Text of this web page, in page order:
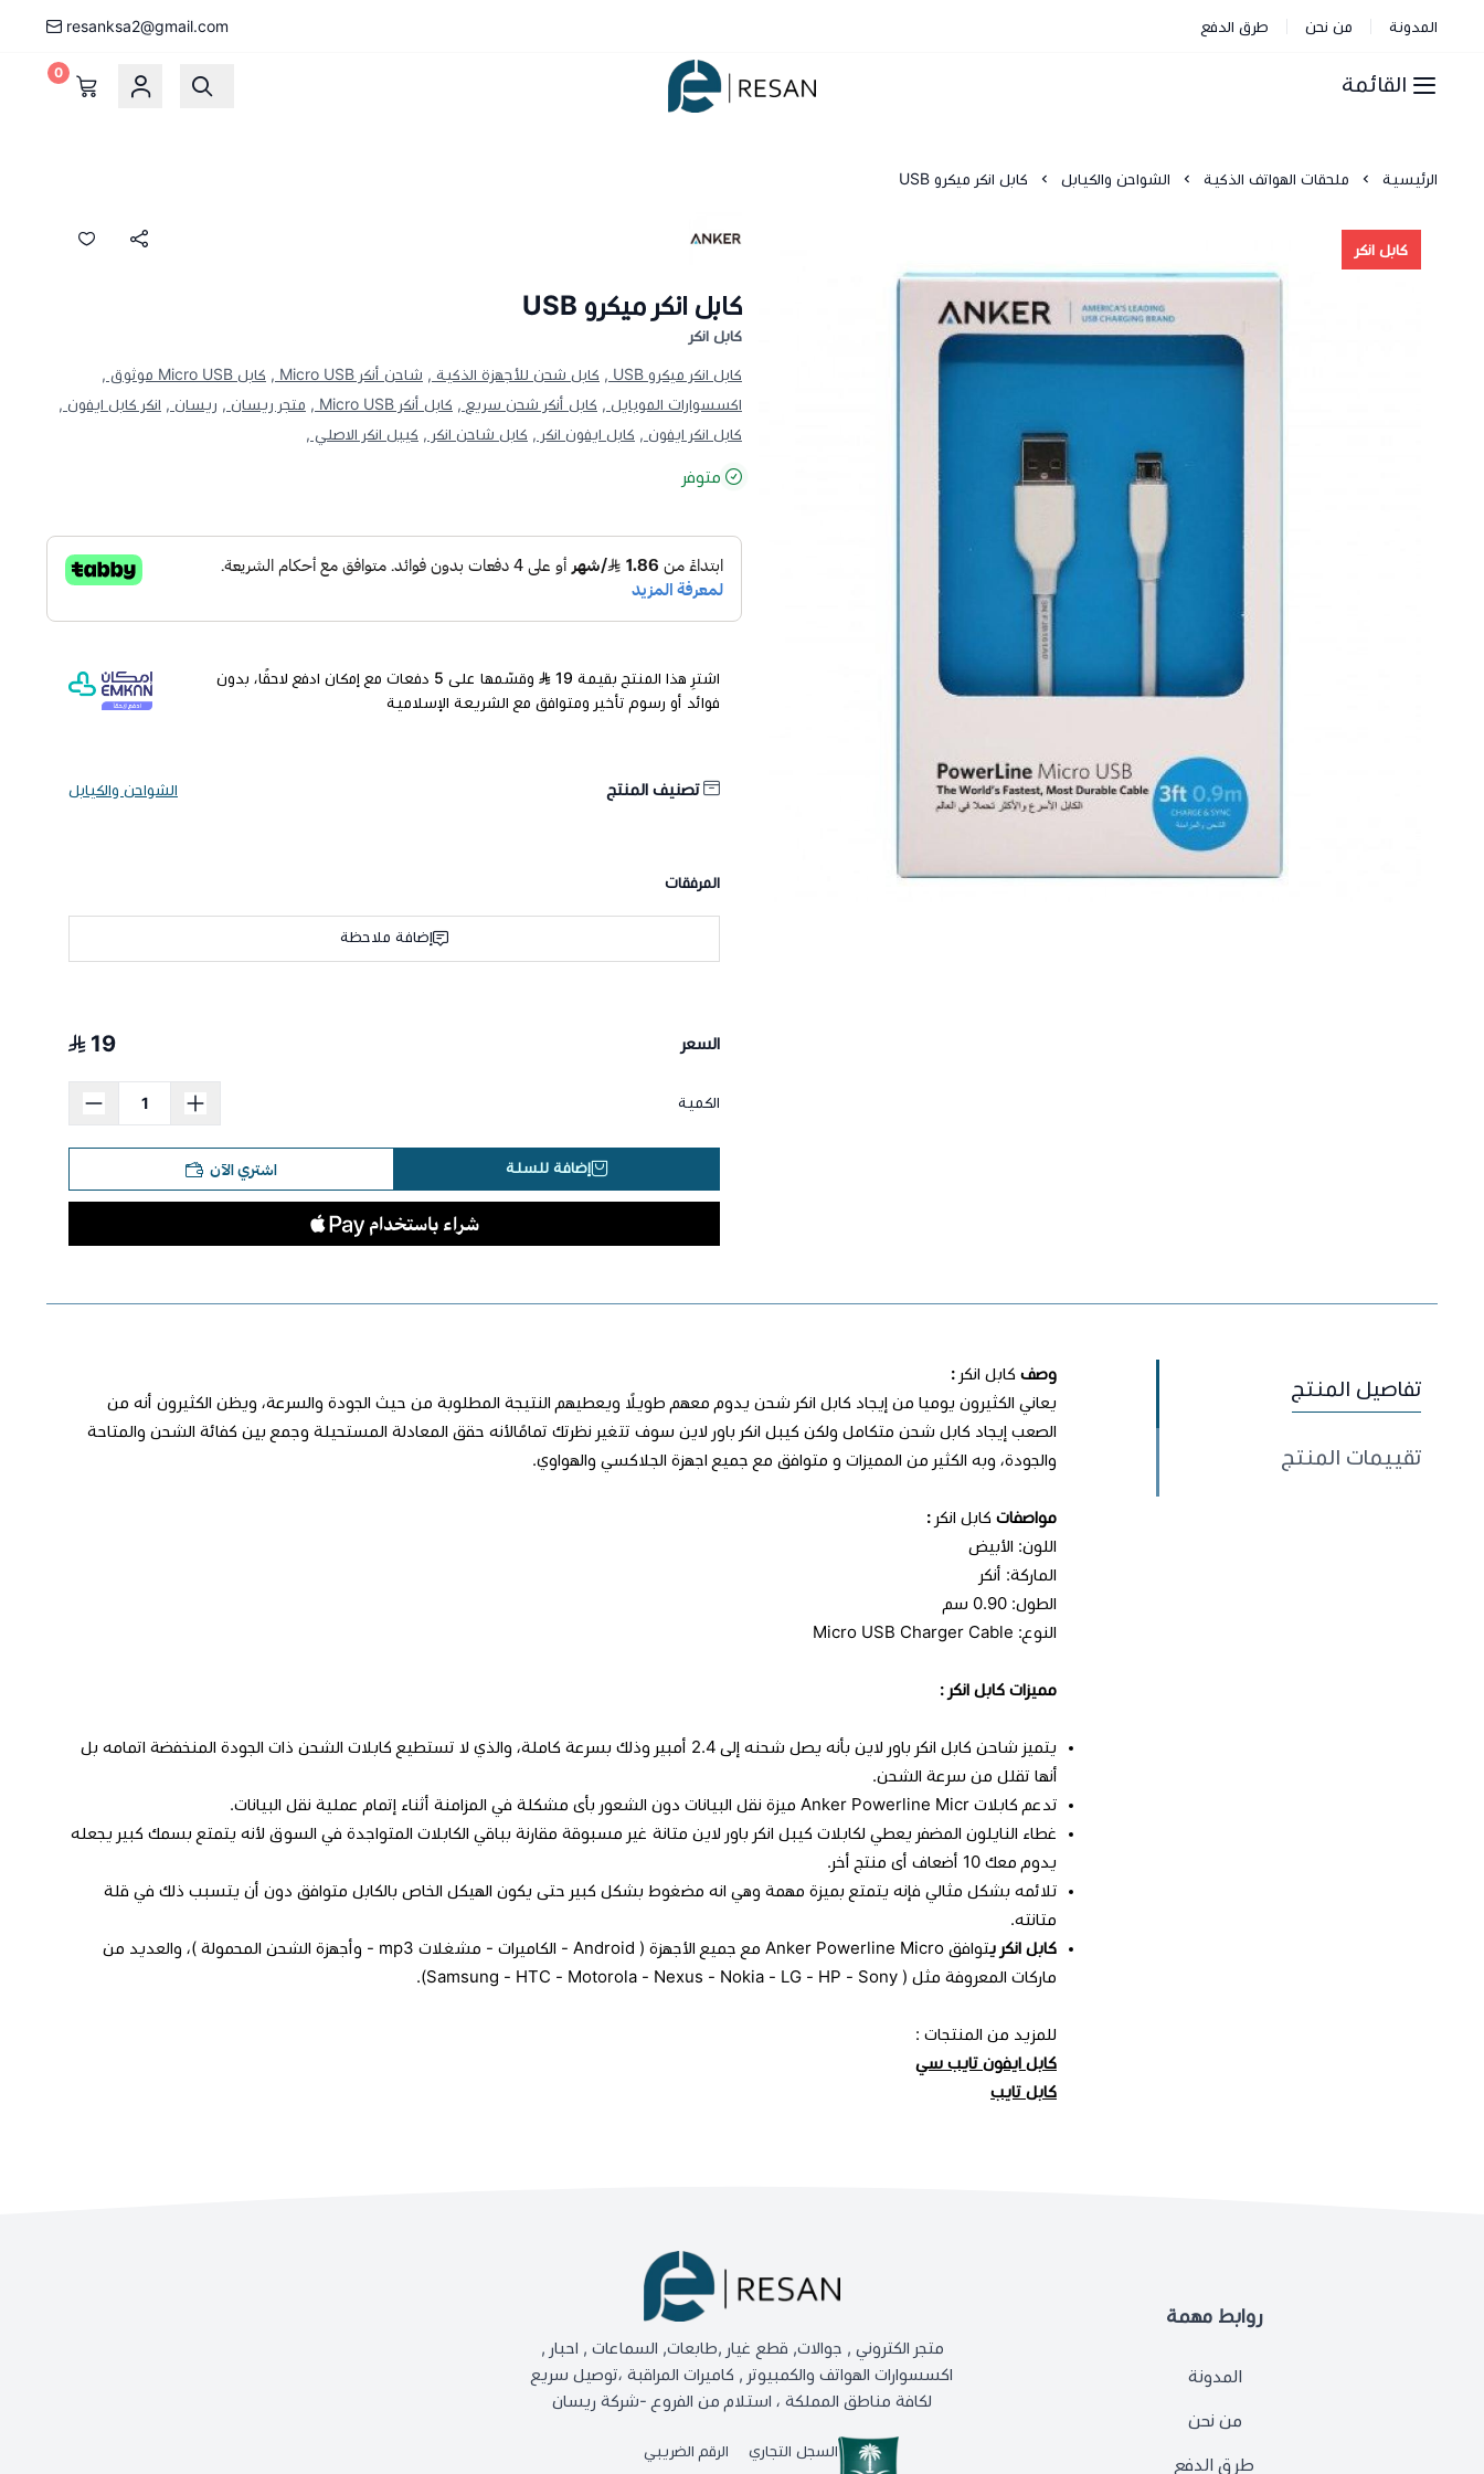
المدونة من نحن طرق الدفع resanksa2@gmail.com
القائمة
شركة ريسان
0
الرئيسية ملحقات الهواتف الذكية الشواحن والكيابل كابل انكر ميكرو USB
كابل انكر
كابل انكر ميكرو USB
كابل انكر
كابل انكر ميكرو USB , كابل شحن للأجهزة الذكية , شاحن أنكر Micro USB ,
كابل Micro USB موثوق ,
اكسسوارات الموبايل , كابل أنكر شحن سريع , كابل أنكر Micro USB , متجر ريسان , ريسان , انكر كابل ايفون ,
كابل انكر ايفون , كابل ايفون انكر , كابل شاحن انكر , كيبل انكر الاصلي ,
متوفر
اشترِ هذا المنتج بقيمة 19
وقسّمها على 5 دفعات مع إمكان ادفع لاحقًا، بدون
فوائد أو رسوم تأخير ومتوافق مع الشريعة الإسلامية
تصنيف المنتج الشواحن والكيابل
المرفقات
إضافة ملاحظة
السعر 19
الكمية
إضافة للسلة اشتري الآن
تفاصيل المنتج
تقييمات المنتج
وصف كابل انكر :
يعاني الكثيرون يوميا من إيجاد كابل انكر شحن يدوم معهم طويلًا ويعطيهم النتيجة المطلوبة من حيث الجودة والسرعة، ويظن الكثيرون أنه من
الصعب إيجاد كابل شحن متكامل ولكن كيبل انكر باور لاين سوف تتغير نظرتك تمامًالأنه حقق المعادلة المستحيلة وجمع بين كفائة الشحن والمتاحة
والجودة، وبه الكثير من المميزات و متوافق مع جميع اجهزة الجلاكسي والهواوي.
مواصفات كابل انكر :
اللون: الأبيض
الماركة: أنكر
الطول: 0.90 سم
النوع: Micro USB Charger Cable
مميزات كابل انكر :
يتميز شاحن كابل انكر باور لاين بأنه يصل شحنه إلى 2.4 أمبير وذلك بسرعة كاملة، والذي لا تستطيع كابلات الشحن ذات الجودة المنخفضة اتمامه بل
أنها تقلل من سرعة الشحن.
تدعم كابلات Anker Powerline Micr ميزة نقل البيانات دون الشعور بأى مشكلة في المزامنة أثناء إتمام عملية نقل البيانات.
غطاء النايلون المضفر يعطي لكابلات كيبل انكر باور لاين متانة غير مسبوقة مقارنة بباقي الكابلات المتواجدة في السوق لأنه يتمتع بسمك كبير يجعله
يدوم معك 10 أضعاف أى منتج أخر.
تلائمه بشكل مثالي فإنه يتمتع بميزة مهمة وهي انه مضغوط بشكل كبير حتى يكون الهيكل الخاص بالكابل متوافق دون أن يتسبب ذلك في قلة
متانته.
كابل انكر ي
توافق Anker Powerline Micro مع جميع الأجهزة ( Android - الكاميرات - مشغلات mp3 - وأجهزة الشحن المحمولة )، والعديد من
ماركات المعروفة مثل ( Samsung - HTC - Motorola - Nexus - Nokia - LG - HP - Sony).
للمزيد من المنتجات :
كابل ايفون تايب سي
كابل تايب
روابط مهمة
المدونة
من نحن
طرق الدفع
متجر الكتروني , جوالات, قطع غيار ,طابعات, السماعات , احبار ,
اكسسوارات الهواتف والكمبيوتر , كاميرات المراقبة ،توصيل سريع
لكافة مناطق المملكة ، استلام من الفروع -شركة ريسان
السجل التجاري
الرقم الضريبي